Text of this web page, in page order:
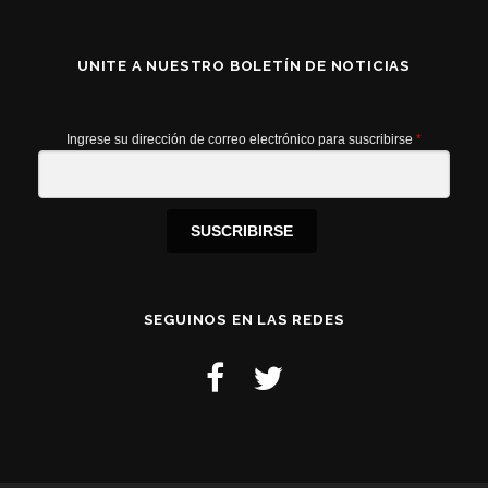
UNITE A NUESTRO BOLETÍN DE NOTICIAS
Ingrese su dirección de correo electrónico para suscribirse *
SUSCRIBIRSE
SEGUINOS EN LAS REDES